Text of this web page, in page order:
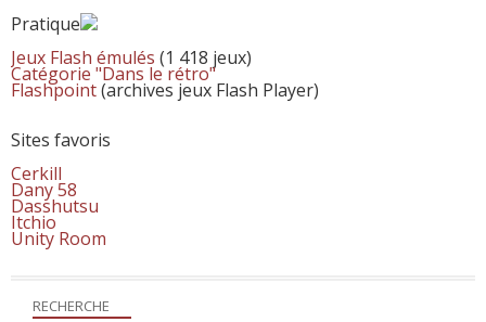
RECHERCHE
Pratique
Jeux Flash émulés (1 418 jeux)
Catégorie "Dans le rétro"
Flashpoint(archives jeux Flash Player)
Sites favoris
Cerkill
Dany 58
Dasshutsu
Itchio
Unity Room